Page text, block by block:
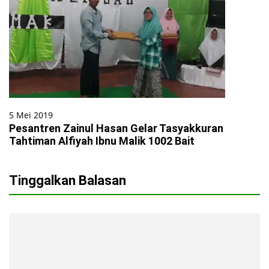
5 Mei 2019
Pesantren Zainul Hasan Gelar Tasyakkuran
Tahtiman Alfiyah Ibnu Malik 1002 Bait
Tinggalkan Balasan